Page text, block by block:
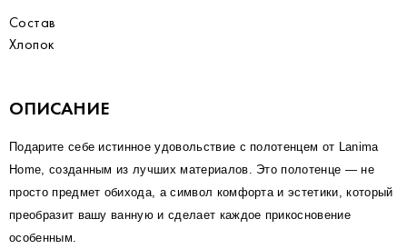
Состав
Хлопок
ОПИСАНИЕ
Подарите себе истинное удовольствие с полотенцем от Lanima
Home, созданным из лучших материалов. Это полотенце — не
просто предмет обихода, а символ комфорта и эстетики, который
преобразит вашу ванную и сделает каждое прикосновение
особенным.